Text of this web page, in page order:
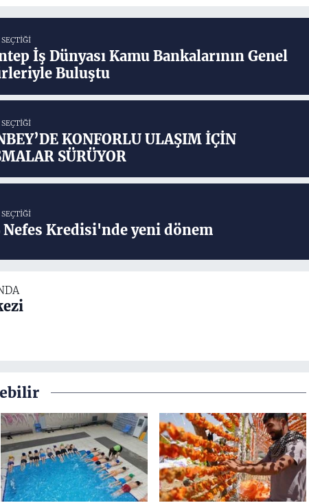
İş Dünyası Kamu Bankalarının Genel
Buluştu
KONFORLU ULAŞIM İÇİN
SÜRÜYOR
Nefes Kredisi'nde yeni dönem